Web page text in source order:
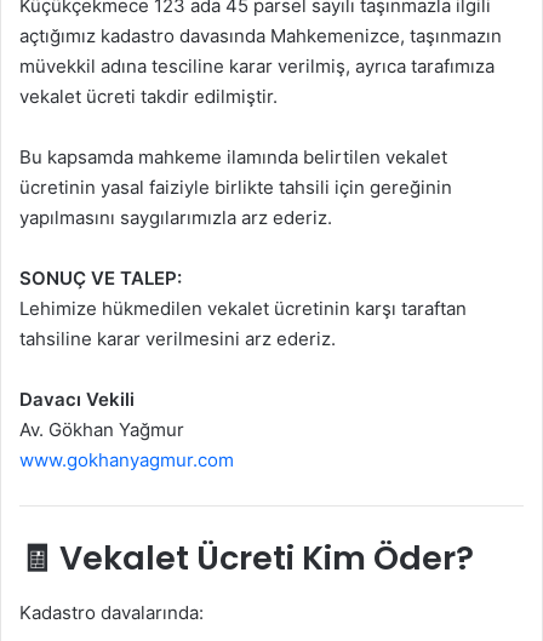
Küçükçekmece 123 ada 45 parsel sayılı taşınmazla ilgili
açtığımız kadastro davasında Mahkemenizce, taşınmazın
müvekkil adına tesciline karar verilmiş, ayrıca tarafımıza
vekalet ücreti takdir edilmiştir.
Bu kapsamda mahkeme ilamında belirtilen vekalet
ücretinin yasal faiziyle birlikte tahsili için gereğinin
yapılmasını saygılarımızla arz ederiz.
SONUÇ VE TALEP:
Lehimize hükmedilen vekalet ücretinin karşı taraftan
tahsiline karar verilmesini arz ederiz.
Davacı Vekili
Av. Gökhan Yağmur
www.gokhanyagmur.com
🧾 Vekalet Ücreti Kim Öder?
Kadastro davalarında: